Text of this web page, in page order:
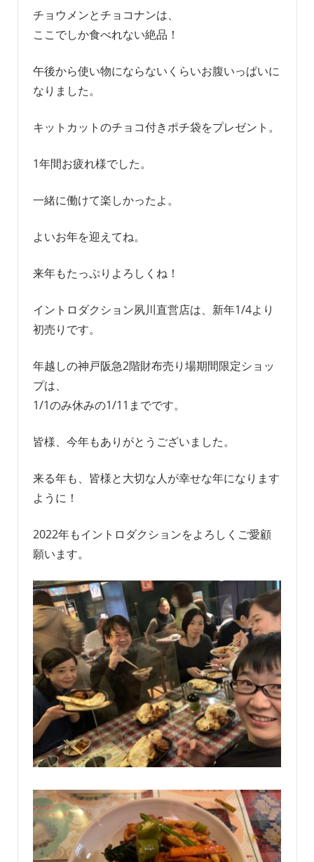
チョウメンとチョコナンは、
ここでしか食べれない絶品！
午後から使い物にならないくらいお腹いっぱいに
なりました。
キットカットのチョコ付きポチ袋をプレゼント。
1年間お疲れ様でした。
一緒に働けて楽しかったよ。
よいお年を迎えてね。
来年もたっぷりよろしくね！
イントロダクション夙川直営店は、新年1/4より
初売りです。
年越しの神戸阪急2階財布売り場期間限定ショッ
プは、
1/1のみ休みの1/11までです。
皆様、今年もありがとうございました。
来る年も、皆様と大切な人が幸せな年になります
ように！
2022年もイントロダクションをよろしくご愛顧
願います。